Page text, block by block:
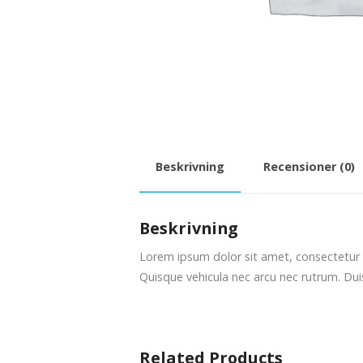
Beskrivning Recensioner (0)
Beskrivning
Lorem ipsum dolor sit amet,
Quisque vehicula nec arcu nec rutrum.
Related Products